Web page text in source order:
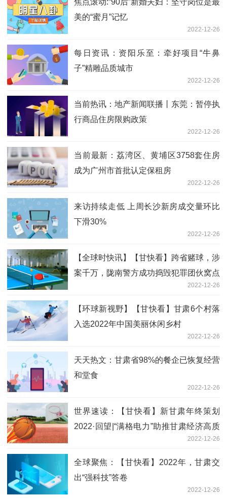
美的“蜜月”记忆
2022-12-26
每日资讯：资阳乐至：牵好项目“牛鼻
子”精雕品质城市
2022-12-26
当前热讯：地产新闻联播丨东莞：暂停执
行商品住房限购政策
2022-12-26
当前最新：荔湾区、黄埔区3758套住房
成为广州市首批认定保租房
2022-12-26
来访持续走低 上周长沙新房成交量环比
下滑30%
2022-12-26
【全球时快讯】【甘快看】跨省赌球，涉
案千万，陇南警方成功捣毁犯罪团伙窝点
2022-12-26
【环球新视野】【甘快看】甘肃6个村落
入选2022年中国美丽休闲乡村
2022-12-26
天天热文：甘肃省98%的餐企已恢复经营
和堂食
2022-12-26
世界速读：【甘快看】新甘肃年终策划
2022·回望|“满格电力”助推甘肃经济高质
2022-12-26
全球聚焦：【甘快看】2022年，甘肃交
出“强科技”答卷
2022-12-26